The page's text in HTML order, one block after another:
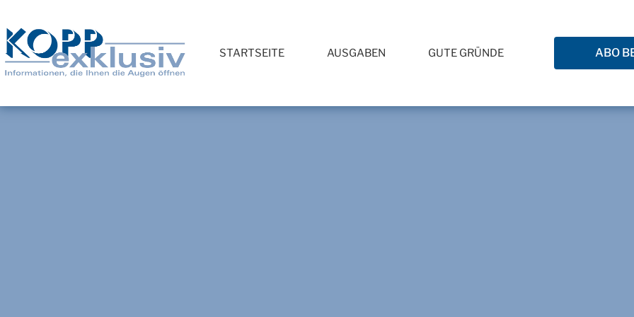
STARTSEITE AUSGABEN GUTE GRÜNDE ABO